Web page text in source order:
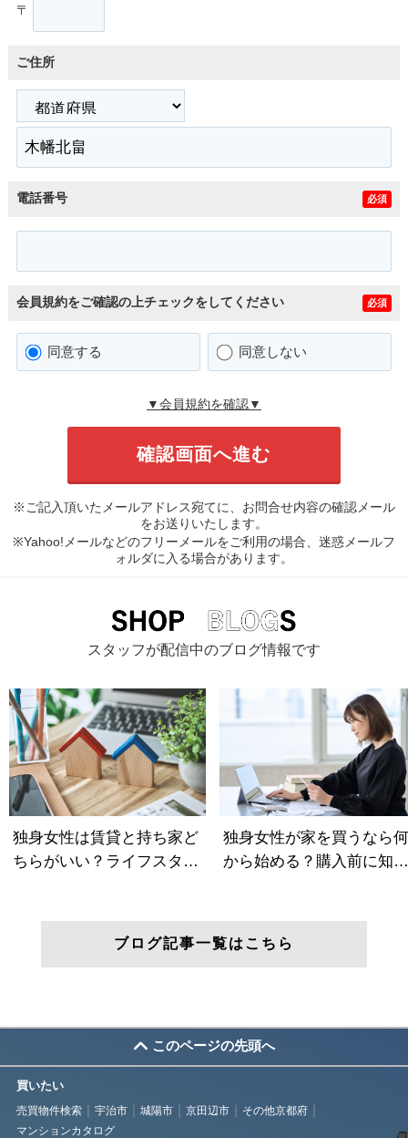
〒
ご住所
電話番号 必須
会員規約をご確認の上チェックをしてください 必須
同意する 同意しない
▼会員規約を確認▼
※ご記入頂いたメールアドレス宛てに、お問合せ内容の確認メール
をお送りいたします。
※Yahoo!メールなどのフリーメールをご利用の場合、迷惑メールフ
ォルダに入る場合があります。
スタッフが配信中のブログ情報です
ブログ記事一覧はこちら
このページの先頭へ
買いたい
売買物件検索 宇治市 城陽市 京田辺市
その他京都府
マンションカタログ